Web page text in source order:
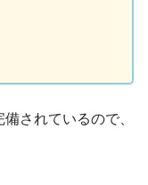
されているので、